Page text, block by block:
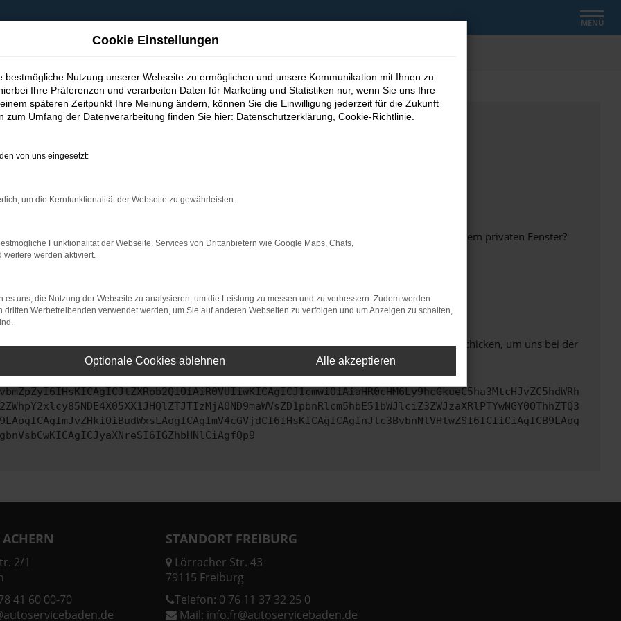
MENÜ
bestimmter Seiten verhindern. Funktioniert die Seite in einem anderen Browser oder in einem privaten Fenster?
beheben.
auf dem neuesten Stand sind.
kann auch dazu führen, dass bestimmte Funktionen nicht mehr unterstützt werden.
uns bitte. Wir werden versuchen, das Problem zu beheben. Du kannst uns diesen Text schicken, um uns bei der
2/1
41 60 00-70
STANDORT FREIBURG
Lörracher Str. 43
79115 Freiburg
Telefon: 0 76 11 37 32 25 0
Mail: info.fr@autoservicebaden.de
Cookie Einstellungen
bestmögliche Nutzung unserer Webseite zu ermöglichen und unsere Kommunikation mit Ihnen zu
Ihre Präferenzen und verarbeiten Daten für Marketing und Statistiken nur, wenn Sie uns Ihre
späteren Zeitpunkt Ihre Meinung ändern, können Sie die Einwilligung jederzeit für die Zukunft
zum Umfang der Datenverarbeitung finden Sie hier: Datenschutzerklärung Cookie-Richtlinie
von uns eingesetzt:
um die Kernfunktionalität der Webseite zu gewährleisten.
Funktionalität der Webseite. Services von Drittanbietern wie Google Maps, Chats,
weitere werden aktiviert.
es uns, die Nutzung der Webseite zu analysieren, um die Leistung zu messen und zu verbessern. Zudem werden
dritten Werbetreibenden verwendet werden, um Sie auf anderen Webseiten zu verfolgen und um Anzeigen zu schalten,
Optionale Cookies ablehnen Alle akzeptieren